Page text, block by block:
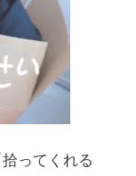
ってくれる